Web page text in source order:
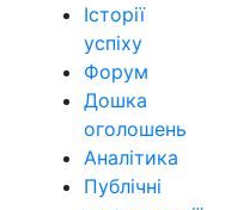
Історії
успіху
Форум
Дошка
оголошень
Аналітика
Публічні